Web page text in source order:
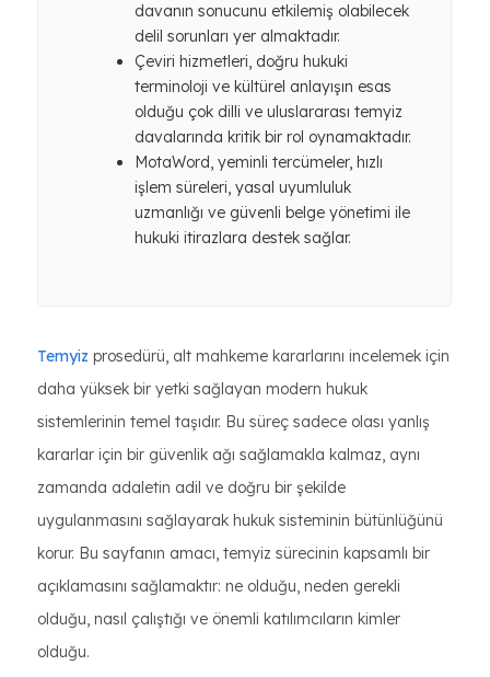
davanın sonucunu etkilemiş olabilecek
delil sorunları yer almaktadır.
Çeviri hizmetleri, doğru hukuki
terminoloji ve kültürel anlayışın esas
olduğu çok dilli ve uluslararası temyiz
davalarında kritik bir rol oynamaktadır.
MotaWord, yeminli tercümeler, hızlı
işlem süreleri, yasal uyumluluk
uzmanlığı ve güvenli belge yönetimi ile
hukuki itirazlara destek sağlar.
Temyiz prosedürü, alt mahkeme kararlarını incelemek için
daha yüksek bir yetki sağlayan modern hukuk
sistemlerinin temel taşıdır. Bu süreç sadece olası yanlış
kararlar için bir güvenlik ağı sağlamakla kalmaz, aynı
zamanda adaletin adil ve doğru bir şekilde
uygulanmasını sağlayarak hukuk sisteminin bütünlüğünü
korur. Bu sayfanın amacı, temyiz sürecinin kapsamlı bir
açıklamasını sağlamaktır: ne olduğu, neden gerekli
olduğu, nasıl çalıştığı ve önemli katılımcıların kimler
olduğu.